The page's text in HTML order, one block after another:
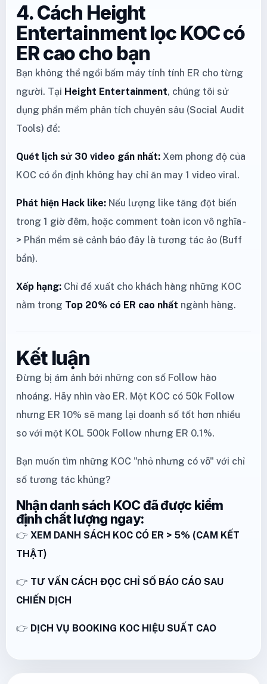
4. Cách Height
Entertainment lọc KOC có
ER cao cho bạn
Bạn không thể ngồi bấm máy tính tính ER cho từng
người. Tại Height Entertainment, chúng tôi sử
dụng phần mềm phân tích chuyên sâu (Social Audit
Tools) để:
Quét lịch sử 30 video gần nhất: Xem phong độ của
KOC có ổn định không hay chỉ ăn may 1 video viral.
Phát hiện Hack like: Nếu lượng like tăng đột biến
trong 1 giờ đêm, hoặc comment toàn icon vô nghĩa -
> Phần mềm sẽ cảnh báo đây là tương tác ảo (Buff
bẩn).
Xếp hạng: Chỉ đề xuất cho khách hàng những KOC
nằm trong Top 20% có ER cao nhất ngành hàng.
Kết luận
Đừng bị ám ảnh bởi những con số Follow hào
nhoáng. Hãy nhìn vào ER. Một KOC có 50k Follow
nhưng ER 10% sẽ mang lại doanh số tốt hơn nhiều
so với một KOL 500k Follow nhưng ER 0.1%.
Bạn muốn tìm những KOC "nhỏ nhưng có võ" với chỉ
số tương tác khủng?
Nhận danh sách KOC đã được kiểm
định chất lượng ngay:
👉 XEM DANH SÁCH KOC CÓ ER > 5% (CAM KẾT
THẬT)
👉 TƯ VẤN CÁCH ĐỌC CHỈ SỐ BÁO CÁO SAU
CHIẾN DỊCH
👉 DỊCH VỤ BOOKING KOC HIỆU SUẤT CAO